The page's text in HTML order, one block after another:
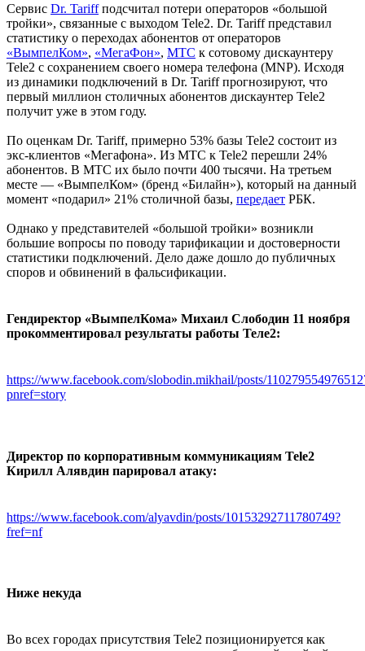
Сервис Dr. Tariffподсчитал потери операторов «большой
тройки», связанные с выходом Tele2. Dr. Tariff представил
статистику о переходах абонентов от операторов
«ВымпелКом», «МегаФон», МТС к сотовому дискаунтеру
Tele2 с сохранением своего номера телефона (MNP). Исходя
из динамики подключений в Dr. Tariff прогнозируют, что
первый миллион столичных абонентов дискаунтер Tele2
получит уже в этом году.
По оценкам Dr. Tariff, примерно 53% базы Tele2 состоит из
экс-клиентов «Мегафона». Из МТС к Tele2 перешли 24%
абонентов. В МТС их было почти 400 тысячи. На третьем
месте — «ВымпелКом» (бренд «Билайн»), который на данный
момент «подарил» 21% столичной базы, передает РБК.
Однако у представителей «большой тройки» возникли
большие вопросы по поводу тарификации и достоверности
статистики подключений. Дело даже дошло до публичных
споров и обвинений в фальсификации.
Гендиректор «ВымпелКома» Михаил Слободин 11 ноября
прокомментировал результаты работы Теле2:
https://www.facebook.com/slobodin.mikhail/posts/
pnref=story
Директор по корпоративным коммуникациям Tele2
Кирилл Алявдин парировал атаку:
https://www.facebook.com/alyavdin/posts/10153292711780749?
fref=nf
Ниже некуда
Во всех городах присутствия Tele2 позиционируется как